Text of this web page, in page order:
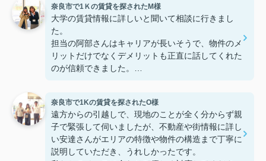
奈良市で1Ｋの賃貸を探されたM様
大学の賃貸情報に詳しいと聞いて相談に行きまし
た。
担当の阿部さんはキャリアが長いそうで、物件のメ
リットだけでなくデメリットも正直に話してくれた
のが信頼できました。
す。
奈良市で1Kの賃貸を探されたO様
遠方からの引越しで、現地のことが全く分からず親
子で緊張して伺いましたが、不動産や街情報に詳し
い安達さんがエリアの特徴や物件の構造まで丁寧に
説明していただき、うれしかったです。